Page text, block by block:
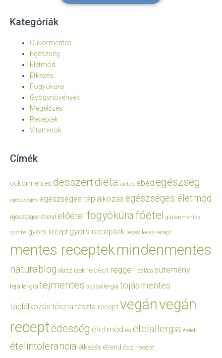
Kategóriák
Cukormentes
Egészség
Életmód
Étkezés
Fogyókúra
Gyógynövények
Megelőzés
Receptek
Vitaminok
Címék
cukormentes desszertdiéta diétás ebéd egészség
egészséges egészséges táplálkozás egészséges életmód
egészséges étrend előétel fogyókúrafőétel gluténmentes
gomba gyors recept gyors receptek leves leves recept
mentes receptekmindenmentes
naturablog olasz ízek recept reggeli saláta sütemény
tejallergia tejmentes tojásallergia tojásmentes
táplálkozás tészta tészta receptvegánvegán
receptédesség életmód és ételallergia ételek
ételintolerancia étkezés étrend őszi recept